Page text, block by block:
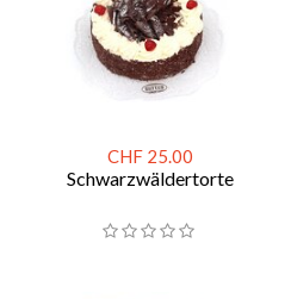
CHF 25.00
Schwarzwäldertorte